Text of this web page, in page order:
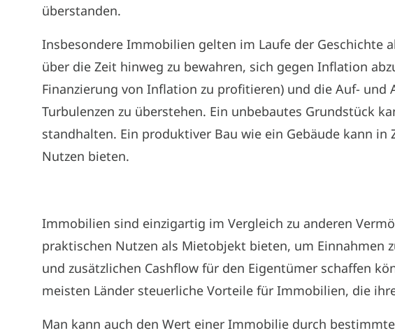
überstanden.
Insbesondere Immobilien gelten im Laufe der Geschichte
über die Zeit hinweg zu bewahren, sich gegen Inflation
Finanzierung von Inflation zu profitieren) und die Auf- und
Turbulenzen zu überstehen. Ein unbebautes Grundstück
standhalten. Ein produktiver Bau wie ein Gebäude kann
Nutzen bieten.
Immobilien sind einzigartig im Vergleich zu anderen
praktischen Nutzen als Mietobjekt bieten, um Einnahmen
und zusätzlichen Cashflow für den Eigentümer schaffen
meisten Länder steuerliche Vorteile für Immobilien, die
Man kann auch den Wert einer Immobilie durch